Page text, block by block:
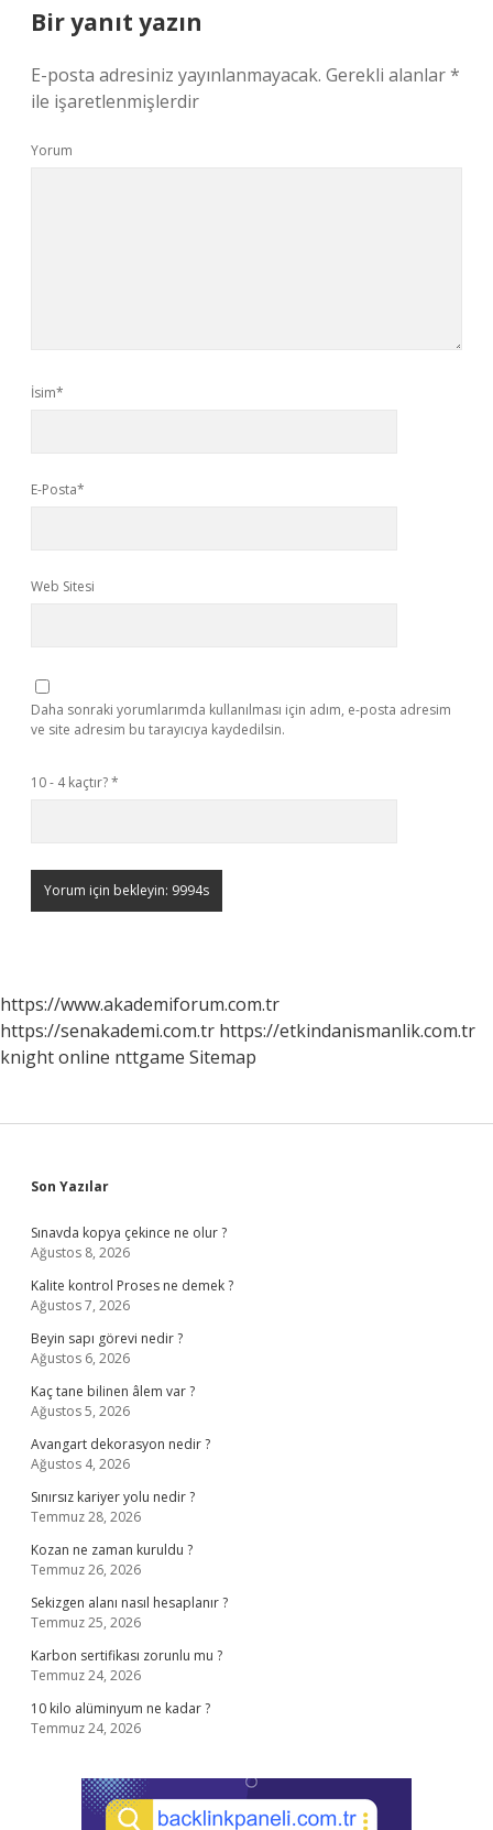
Bir yanıt yazın
E-posta adresiniz yayınlanmayacak. Gerekli alanlar*
ile işaretlenmişlerdir
Yorum
İsim*
E-Posta*
Web Sitesi
Daha sonraki yorumlarımda kullanılması için adım, e-posta adresim
ve site adresim bu tarayıcıya kaydedilsin.
10 - 4 kaçtır?*
https://www.akademiforum.com.tr
https://senakademi.com.tr https://etkindanismanlik.com.tr
knight online nttgame Sitemap
Sidebar
Son Yazılar
Sınavda kopya çekince ne olur ?
Ağustos 8, 2026
Kalite kontrol Proses ne demek ?
Ağustos 7, 2026
Beyin sapı görevi nedir ?
Ağustos 6, 2026
Kaç tane bilinen âlem var ?
Ağustos 5, 2026
Avangart dekorasyon nedir ?
Ağustos 4, 2026
Sınırsız kariyer yolu nedir ?
Temmuz 28, 2026
Kozan ne zaman kuruldu ?
Temmuz 26, 2026
Sekizgen alanı nasıl hesaplanır ?
Temmuz 25, 2026
Karbon sertifikası zorunlu mu ?
Temmuz 24, 2026
10 kilo alüminyum ne kadar ?
Temmuz 24, 2026